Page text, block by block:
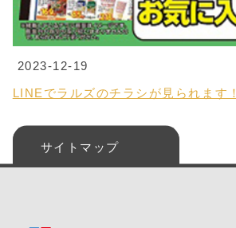
2023-12-19
LINEでラルズのチラシが見られます！
サイトマップ